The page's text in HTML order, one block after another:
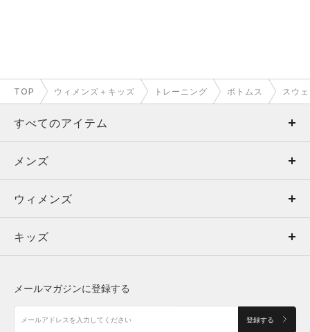
TOP ウィメンズ＋キッズ トレーニング ボトムス スウ
すべてのアイテム
メンズ
ウィメンズ
キッズ
アクセサリー
メンズ
トップス
ボトムス
アクセサリー
ウィメンズ
トップス
シューズ
キッズ
メールマガジンに登録する
登録する